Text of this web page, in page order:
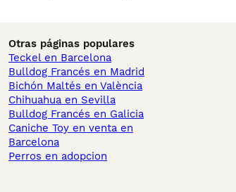
Otras páginas populares
Teckel en Barcelona
Bulldog Francés en Madrid
Bichón Maltés en València
Chihuahua en Sevilla
Bulldog Francés en Galicia
Caniche Toy en venta en
Barcelona
Perros en adopcion